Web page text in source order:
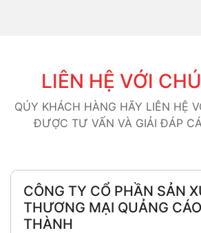
LIÊN HỆ VỚI
QÚY KHÁCH HÀNG HÃY LIÊN HỆ
ĐƯỢC TƯ VẤN VÀ GIẢI ĐÁP
CÔNG TY CỔ PHẦN SẢN
THƯƠNG MẠI QUẢNG
THÀNH